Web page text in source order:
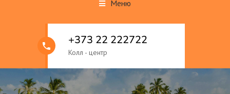
Меню
+373 22 222722
Колл - центр